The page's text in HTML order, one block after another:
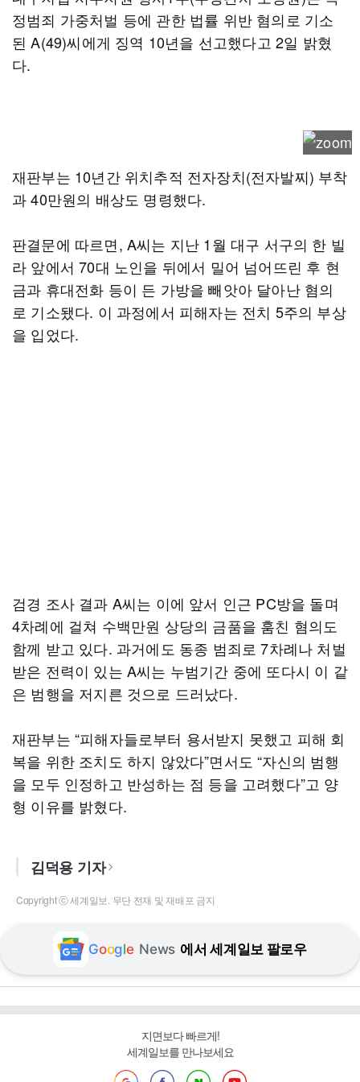
정범죄 가중처벌 등에 관한 법률 위반 혐의로 기소
된 A(49)씨에게 징역 10년을 선고했다고 2일 밝혔
다.
재판부는 10년간 위치추적 전자장치(전자발찌) 부착
과 40만원의 배상도 명령했다.
판결문에 따르면, A씨는 지난 1월 대구 서구의 한 빌
라 앞에서 70대 노인을 뒤에서 밀어 넘어뜨린 후 현
금과 휴대전화 등이 든 가방을 빼앗아 달아난 혐의
로 기소됐다. 이 과정에서 피해자는 전치 5주의 부상
을 입었다.
검경 조사 결과 A씨는 이에 앞서 인근 PC방을 돌며
4차례에 걸쳐 수백만원 상당의 금품을 훔친 혐의도
함께 받고 있다. 과거에도 동종 범죄로 7차례나 처벌
받은 전력이 있는 A씨는 누범기간 중에 또다시 이 같
은 범행을 저지른 것으로 드러났다.
재판부는 “피해자들로부터 용서받지 못했고 피해 회
복을 위한 조치도 하지 않았다”면서도 “자신의 범행
을 모두 인정하고 반성하는 점 등을 고려했다”고 양
형 이유를 밝혔다.
김덕용 기자
Copyright ⓒ 세계일보. 무단 전재 및 재배포 금지
Google News 에서 세계일보 팔로우
지면보다 빠르게!
세계일보를 만나보세요